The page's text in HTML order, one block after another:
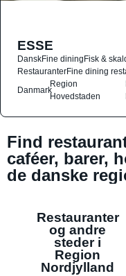
ESSE
DanskFine diningFisk &
RestauranterFine dining
Danmark
Region
Hovedstaden
Find
caféer, barer,
de danske
Restauranter
og andre
steder i
Region
Nordjylland